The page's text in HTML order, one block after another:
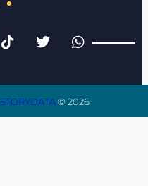
STORYDATA© 2026